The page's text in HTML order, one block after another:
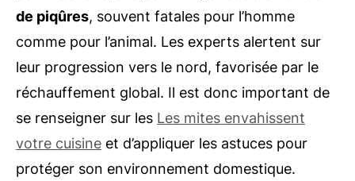
de piqûres, souvent fatales pour l’homme
comme pour l’animal. Les experts alertent sur
leur progression vers le nord, favorisée par le
réchauffement global. Il est donc important de
se renseigner sur les Les mites envahissent
votre cuisine et d’appliquer les astuces pour
protéger son environnement domestique.